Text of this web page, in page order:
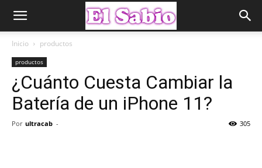
Inicio productos
productos
¿Cuánto Cuesta Cambiar la
Batería de un iPhone 11?
Por ultracab - 305